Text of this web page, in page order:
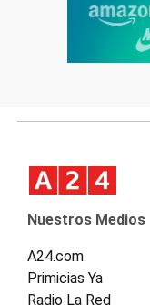
Nuestros Medios
A24.com
Primicias Ya
Radio La Red